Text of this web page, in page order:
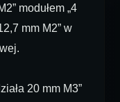
modułem „4
mm M2” w
20 mm M3”